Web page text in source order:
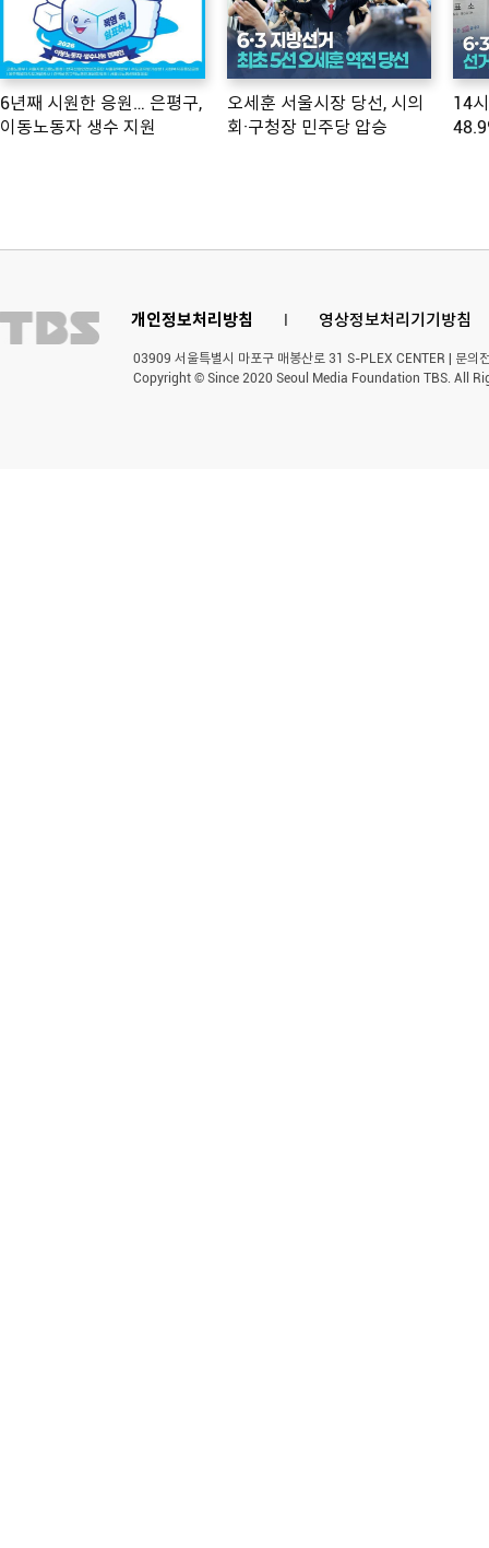
6년째 시원한 응원… 은평구,
이동노동자 생수 지원
오세훈 서울시장 당선, 시의
회·구청장 민주당 압승
14
개인정보처리방침 l 영상정보처리기기방침
03909 서울특별시 마포구 매봉산로 31 S-PLEX CENTER | 문
Copyright © Since 2020 Seoul Media Foundation TBS. All